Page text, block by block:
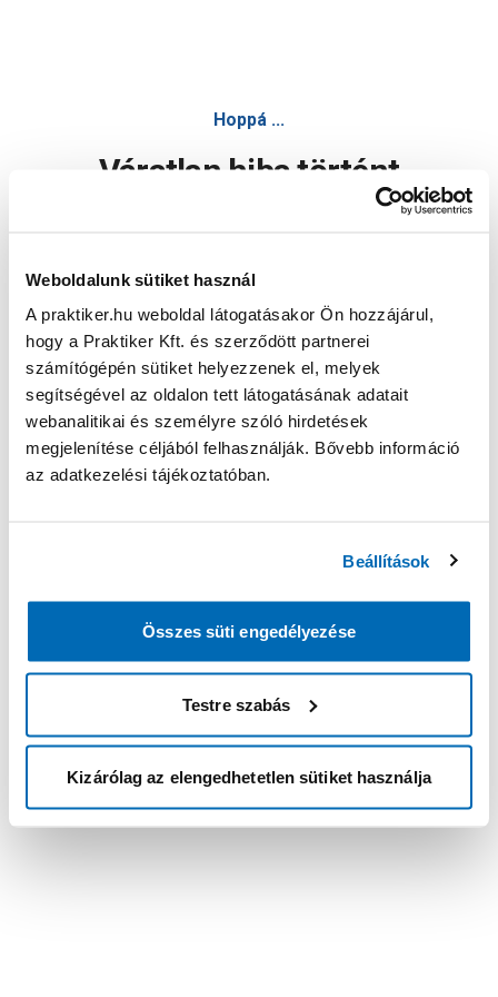
Weboldalunk sütiket használ
A praktiker.hu weboldal látogatásakor Ön hozzájárul,
hogy a Praktiker Kft. és szerződött partnerei
számítógépén sütiket helyezzenek el, melyek
segítségével az oldalon tett látogatásának adatait
webanalitikai és személyre szóló hirdetések
megjelenítése céljából felhasználják. Bővebb információ
az adatkezelési tájékoztatóban.
Beállítások
Összes süti engedélyezése
Testre szabás
Kizárólag az elengedhetetlen sütiket használja
Hoppá ...
Váratlan hiba történt
Oldal újratöltése